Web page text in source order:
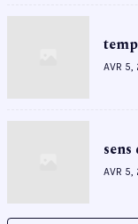
AVR 5,
AVR 5,